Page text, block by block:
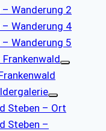
– Wanderung 2
– Wanderung 4
– Wanderung 5
Steben – Ort
Steben –